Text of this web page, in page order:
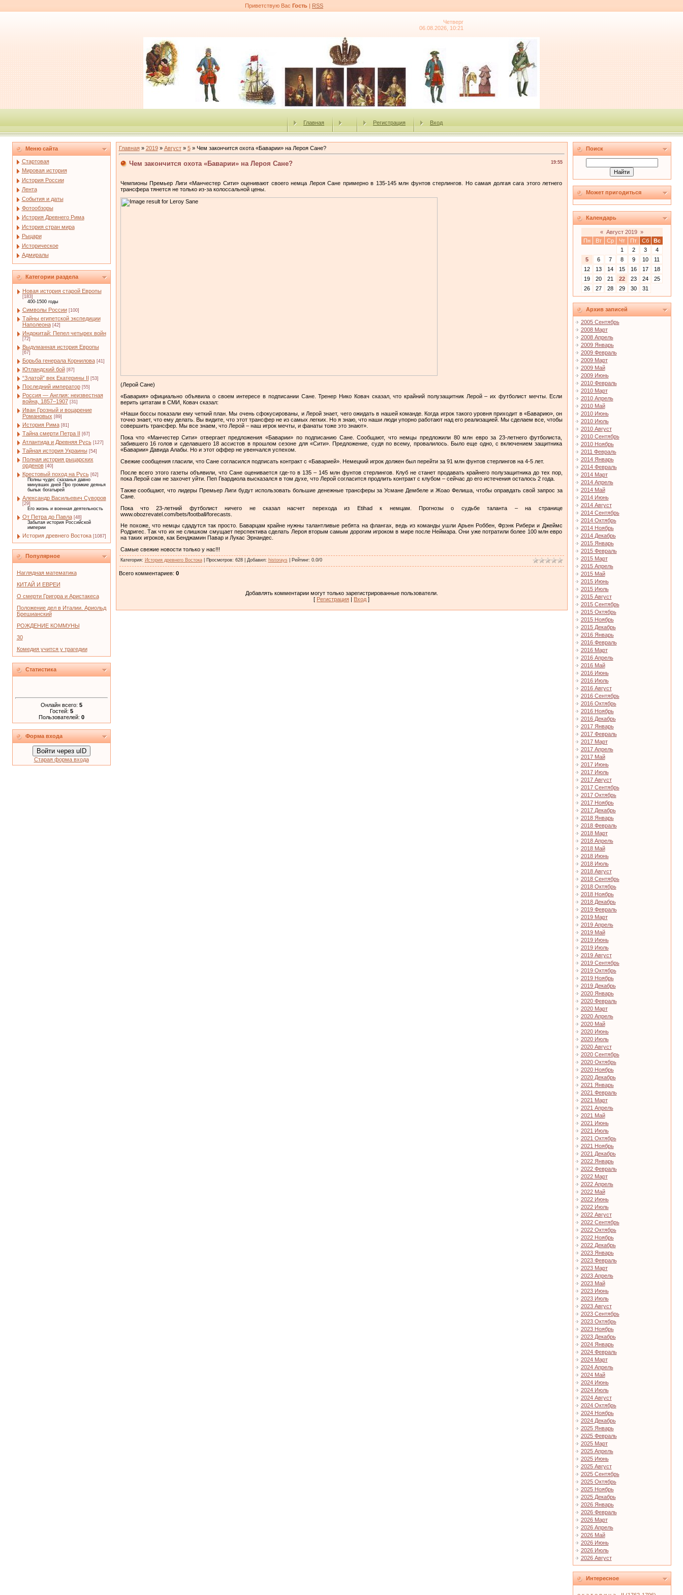
Приветствую Вас Гость | RSS
Четверг
06.08.2026, 10:21
Главная Регистрация Вход
Меню сайта
Стартовая
Мировая история
История России
Лента
События и даты
Фотообзоры
История Древнего Рима
История стран мира
Рыцари
Историческое
Адмиралы
Категории раздела
Новая история старой Европы
[183]
400-1500 годы
Символы России [100]
Тайны египетской экспедиции
Наполеона [42]
Индокитай: Пепел четырех войн
[72]
Выдуманная история Европы
[67]
Борьба генерала Корнилова [41]
Ютландский бой [87]
“Златой” век Екатерины II [53]
Последний император [55]
Россия — Англия: неизвестная
война, 1857–1907 [31]
Иван Грозный и воцарение
Романовых [89]
История Рима [81]
Тайна смерти Петра II [67]
Атлантида и Древняя Русь [127]
Тайная история Украины [54]
Полная история рыцарских
орденов [40]
Крестовый поход на Русь [62]
Полны чудес сказанья давно
минувших дней Про громкие деянья
былых богатырей
Александр Васильевич Суворов
[29]
Его жизнь и военная деятельность
От Петра до Павла [48]
Забытая история Российской
империи
История древнего Востока [1087]
Популярное
Наглядная математика
КИТАЙ И ЕВРЕИ
О смерти Григора и Аристакеса
Положение дел в Италии. Ариольд
Брешианский
РОЖДЕНИЕ КОММУНЫ
30
Комедия учится у трагедии
Статистика
Онлайн всего: 5
Гостей: 5
Пользователей: 0
Форма входа
Войти через uID
Старая форма входа
Главная» 2019 » Август » 5» Чем закончится охота «Баварии» на Лероя Сане?
19:55
Чем закончится охота «Баварии» на Лероя Сане?
Чемпионы Премьер Лиги «Манчестер Сити» оценивают своего немца Лероя Сане примерно в 135-145 млн фунтов стерлингов. Но самая долгая сага этого летнего
трансфера тянется не только из-за колоссальной цены.
(Лерой Сане)
«Бавария» официально объявила о своем интересе в подписании Сане. Тренер Нико Ковач сказал, что крайний полузащитник Лерой – их футболист мечты. Если
верить цитатам в СМИ, Ковач сказал:
«Наши боссы показали ему четкий план. Мы очень сфокусированы, и Лерой знает, чего ожидать в нашей команде. Когда игрок такого уровня приходит в «Баварию», он
точно знает, что ему делать. Вы видите, что этот трансфер не из самых легких. Но я знаю, что наши люди упорно работают над его реализацией. Мы сделаем все, чтобы
совершить трансфер. Мы все знаем, что Лерой – наш игрок мечты, и фанаты тоже это знают».
Пока что «Манчестер Сити» отвергает предложения «Баварии» по подписанию Сане. Сообщают, что немцы предложили 80 млн евро за 23-летнего футболиста,
забившего 16 голов и сделавшего 18 ассистов в прошлом сезоне для «Сити». Предложение, судя по всему, провалилось. Было еще одно, с включением защитника
«Баварии» Давида Алабы. Но и этот оффер не увенчался успехом.
Свежие сообщения гласили, что Сане согласился подписать контракт с «Баварией». Немецкий игрок должен был перейти за 91 млн фунтов стерлингов на 4-5 лет.
После всего этого газеты объявили, что Сане оценивается где-то в 135 – 145 млн фунтов стерлингов. Клуб не станет продавать крайнего полузащитника до тех пор,
пока Лерой сам не захочет уйти. Пеп Гвардиола высказался в том духе, что Лерой согласится продлить контракт с клубом – сейчас до его истечения осталось 2 года.
Также сообщают, что лидеры Премьер Лиги будут использовать большие денежные трансферы за Усмане Дембеле и Жоао Фелиша, чтобы оправдать свой запрос за
Сане.
Пока что 23-летний футболист ничего не сказал насчет перехода из Etihad к немцам. Прогнозы о судьбе таланта – на странице
www.obozrevatel.com/bets/football/forecasts.
Не похоже, что немцы сдадутся так просто. Баварцам крайне нужны талантливые ребята на флангах, ведь из команды ушли Арьен Роббен, Фрэнк Рибери и Джеймс
Родригес. Так что их не слишком смущает перспектива сделать Лероя вторым самым дорогим игроком в мире после Неймара. Они уже потратили более 100 млн евро
на таких игроков, как Бенджамин Павар и Лукас Эрнандес.
Самые свежие новости только у нас!!!
Категория: История древнего Востока| Просмотров: 628| Добавил: historays Рейтинг: 0.0/0
Всего комментариев: 0
Добавлять комментарии могут только зарегистрированные пользователи.
[ Регистрация | Вход ]
Поиск
Может пригодиться
Календарь
« Август 2019 »
Пн
Вт Ср Чт Пт Сб
Вс
1
2 3
4
5
6 7 8 9 10
11
12
13 14 15 16 17
18
19
20 21 22 23 24
25
26
27 28 29 30 31
Архив записей
2005 Сентябрь
2008 Март
2008 Апрель
2009 Январь
2009 Февраль
2009 Март
2009 Май
2009 Июнь
2010 Февраль
2010 Март
2010 Апрель
2010 Май
2010 Июнь
2010 Июль
2010 Август
2010 Сентябрь
2010 Ноябрь
2011 Февраль
2014 Январь
2014 Февраль
2014 Март
2014 Апрель
2014 Май
2014 Июнь
2014 Август
2014 Сентябрь
2014 Октябрь
2014 Ноябрь
2014 Декабрь
2015 Январь
2015 Февраль
2015 Март
2015 Апрель
2015 Май
2015 Июнь
2015 Июль
2015 Август
2015 Сентябрь
2015 Октябрь
2015 Ноябрь
2015 Декабрь
2016 Январь
2016 Февраль
2016 Март
2016 Апрель
2016 Май
2016 Июнь
2016 Июль
2016 Август
2016 Сентябрь
2016 Октябрь
2016 Ноябрь
2016 Декабрь
2017 Январь
2017 Февраль
2017 Март
2017 Апрель
2017 Май
2017 Июнь
2017 Июль
2017 Август
2017 Сентябрь
2017 Октябрь
2017 Ноябрь
2017 Декабрь
2018 Январь
2018 Февраль
2018 Март
2018 Апрель
2018 Май
2018 Июнь
2018 Июль
2018 Август
2018 Сентябрь
2018 Октябрь
2018 Ноябрь
2018 Декабрь
2019 Февраль
2019 Март
2019 Апрель
2019 Май
2019 Июнь
2019 Июль
2019 Август
2019 Сентябрь
2019 Октябрь
2019 Ноябрь
2019 Декабрь
2020 Январь
2020 Февраль
2020 Март
2020 Апрель
2020 Май
2020 Июнь
2020 Июль
2020 Август
2020 Сентябрь
2020 Октябрь
2020 Ноябрь
2020 Декабрь
2021 Январь
2021 Февраль
2021 Март
2021 Апрель
2021 Май
2021 Июнь
2021 Июль
2021 Октябрь
2021 Ноябрь
2021 Декабрь
2022 Январь
2022 Февраль
2022 Март
2022 Апрель
2022 Май
2022 Июнь
2022 Июль
2022 Август
2022 Сентябрь
2022 Октябрь
2022 Ноябрь
2022 Декабрь
2023 Январь
2023 Февраль
2023 Март
2023 Апрель
2023 Май
2023 Июнь
2023 Июль
2023 Август
2023 Сентябрь
2023 Октябрь
2023 Ноябрь
2023 Декабрь
2024 Январь
2024 Февраль
2024 Март
2024 Апрель
2024 Май
2024 Июнь
2024 Июль
2024 Август
2024 Октябрь
2024 Ноябрь
2024 Декабрь
2025 Январь
2025 Февраль
2025 Март
2025 Апрель
2025 Июнь
2025 Август
2025 Сентябрь
2025 Октябрь
2025 Ноябрь
2025 Декабрь
2026 Январь
2026 Февраль
2026 Март
2026 Апрель
2026 Май
2026 Июнь
2026 Июль
2026 Август
Интересное